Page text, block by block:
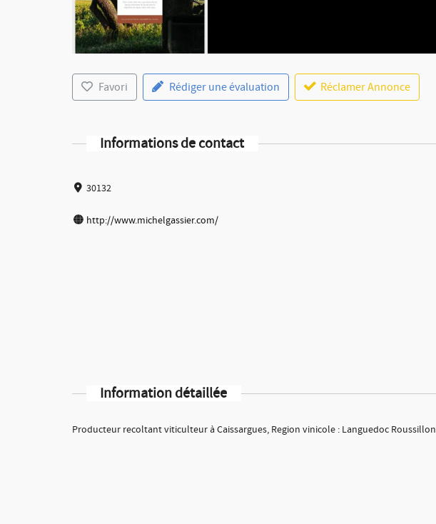
Favori Rédiger une évaluation Réclamer Annonce
Informations de contact
30132
http://www.michelgassier.com/
Information détaillée
Producteur recoltant viticulteur à Caissargues, Region vinicole : Languedoc Roussillon